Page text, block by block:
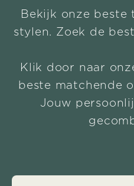
Bekijk onze
stylen. Zoek de
Klik door naar
beste matchende
Jouw